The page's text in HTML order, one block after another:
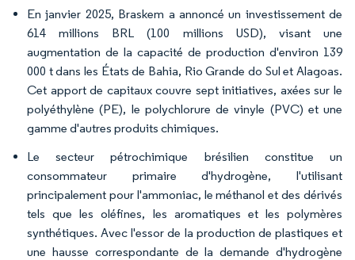
En janvier 2025, Braskem a annoncé un investissement de
614 millions BRL (100 millions USD), visant une
augmentation de la capacité de production d'environ 139
000 t dans les États de Bahia, Rio Grande do Sul et Alagoas.
Cet apport de capitaux couvre sept initiatives, axées sur le
polyéthylène (PE), le polychlorure de vinyle (PVC) et une
gamme d'autres produits chimiques.
Le secteur pétrochimique brésilien constitue un
consommateur primaire d'hydrogène, l'utilisant
principalement pour l'ammoniac, le méthanol et des dérivés
tels que les oléfines, les aromatiques et les polymères
synthétiques. Avec l'essor de la production de plastiques et
une hausse correspondante de la demande d'hydrogène